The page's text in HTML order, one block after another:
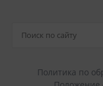
Политика по